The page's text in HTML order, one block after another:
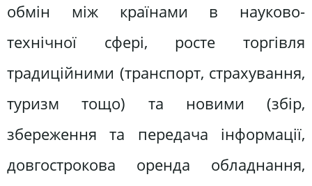
обмін між країнами в науково-
технічної сфері, росте торгівля
традиційними (транспорт, страхування,
туризм тощо) та новими (збір,
збереження та передача інформації,
довгострокова оренда обладнання,